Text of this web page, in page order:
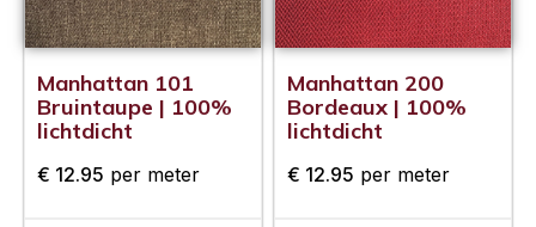
Manhattan 101
Bruintaupe | 100%
lichtdicht
€ 12.95 per meter
Manhattan 200
Bordeaux | 100%
lichtdicht
€ 12.95 per meter